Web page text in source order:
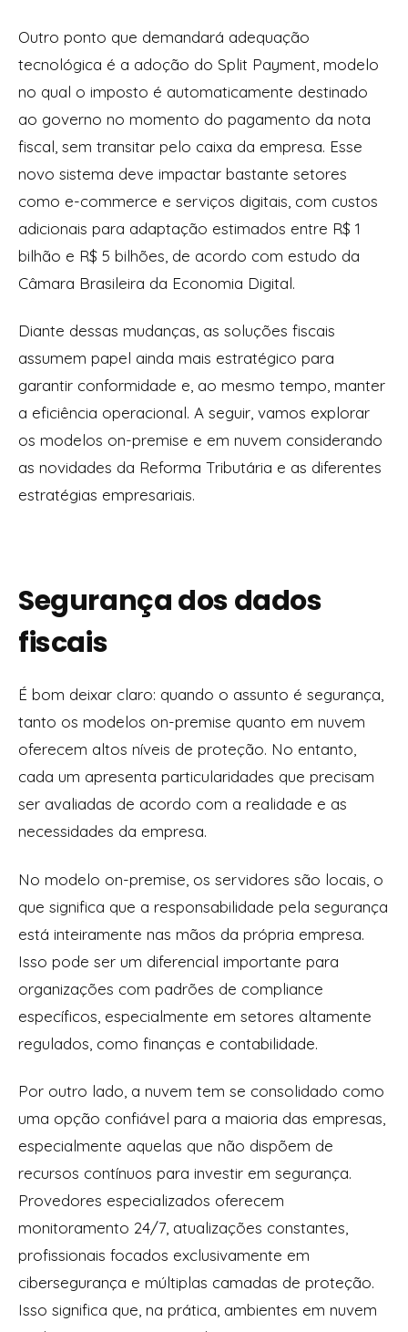
Outro ponto que demandará adequação
tecnológica é a adoção do Split Payment, modelo
no qual o imposto é automaticamente destinado
ao governo no momento do pagamento da nota
fiscal, sem transitar pelo caixa da empresa. Esse
novo sistema deve impactar bastante setores
como e-commerce e serviços digitais, com custos
adicionais para adaptação estimados entre R$ 1
bilhão e R$ 5 bilhões, de acordo com estudo da
Câmara Brasileira da Economia Digital.
Diante dessas mudanças, as soluções fiscais
assumem papel ainda mais estratégico para
garantir conformidade e, ao mesmo tempo, manter
a eficiência operacional. A seguir, vamos explorar
os modelos on-premise e em nuvem considerando
as novidades da Reforma Tributária e as diferentes
estratégias empresariais.
Segurança dos dados
fiscais
É bom deixar claro: quando o assunto é segurança,
tanto os modelos on-premise quanto em nuvem
oferecem altos níveis de proteção. No entanto,
cada um apresenta particularidades que precisam
ser avaliadas de acordo com a realidade e as
necessidades da empresa.
No modelo on-premise, os servidores são locais, o
que significa que a responsabilidade pela segurança
está inteiramente nas mãos da própria empresa.
Isso pode ser um diferencial importante para
organizações com padrões de compliance
específicos, especialmente em setores altamente
regulados, como finanças e contabilidade.
Por outro lado, a nuvem tem se consolidado como
uma opção confiável para a maioria das empresas,
especialmente aquelas que não dispõem de
recursos contínuos para investir em segurança.
Provedores especializados oferecem
monitoramento 24/7, atualizações constantes,
profissionais focados exclusivamente em
cibersegurança e múltiplas camadas de proteção.
Isso significa que, na prática, ambientes em nuvem